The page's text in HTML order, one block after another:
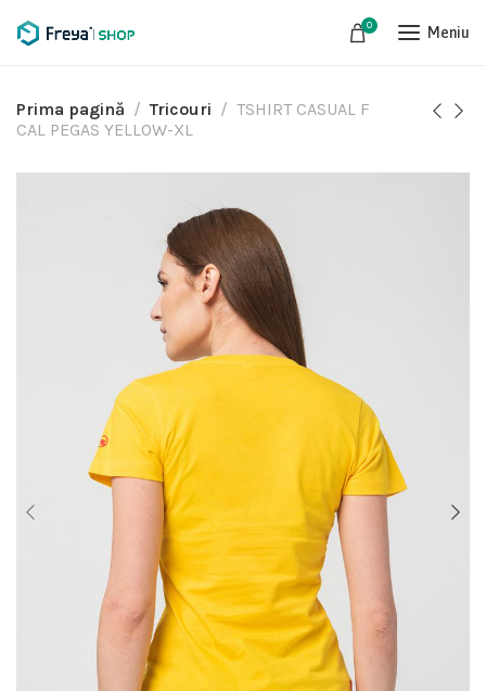
0 Meniu
Prima pagină Tricouri
TSHIRT CASUAL F
CAL PEGAS YELLOW-XL